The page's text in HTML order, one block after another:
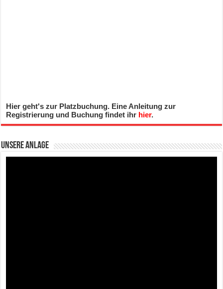
Hier geht's zur Platzbuchung. Eine Anleitung zur
Registrierung und Buchung findet ihr hier.
Unsere Anlage